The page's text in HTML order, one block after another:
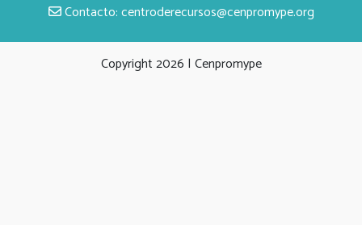
Contacto:centroderecursos@cenpromype.org
Copyright2026 | Cenpromype